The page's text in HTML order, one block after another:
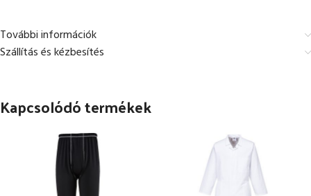
További információk
Szállítás és kézbesítés
Kapcsolódó termékek